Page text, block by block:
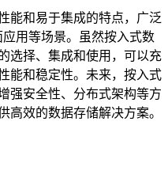
能和易于集成的特点，广泛
用等场景。虽然按入式数
选择、集成和使用，可以充
能和稳定性。未来，按入式
强安全性、分布式架构等方
高效的数据存储解决方案。